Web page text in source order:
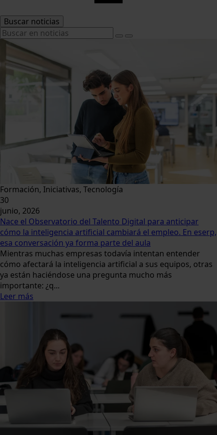
Buscar noticias
Formación, Iniciativas, Tecnología
30
junio, 2026
Nace el Observatorio del Talento Digital para anticipar
cómo la inteligencia artificial cambiará el empleo. En eserp,
esa conversación ya forma parte del aula
Mientras muchas empresas todavía intentan entender
cómo afectará la inteligencia artificial a sus equipos, otras
ya están haciéndose una pregunta mucho más
importante: ¿q...
Leer más